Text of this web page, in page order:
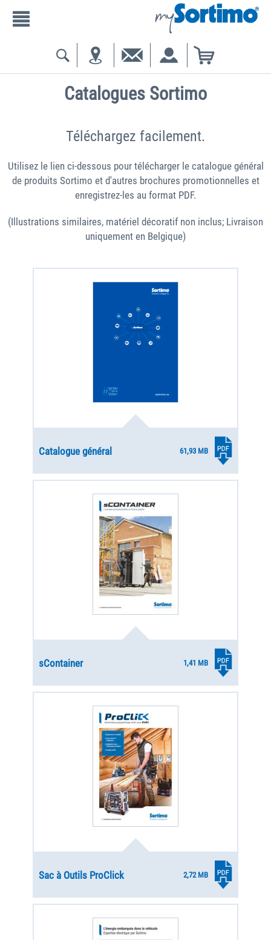
Catalogues Sortimo
Téléchargez facilement.
Utilisez le lien ci-dessous pour télécharger le catalogue général
de produits Sortimo et d'autres brochures promotionnelles et
enregistrez-les au format PDF.
(Illustrations similaires, matériel décoratif non inclus; Livraison
uniquement en Belgique)
Catalogue général 61,93 MB
sContainer 1,41 MB
Sac à Outils ProClick 2,72 MB